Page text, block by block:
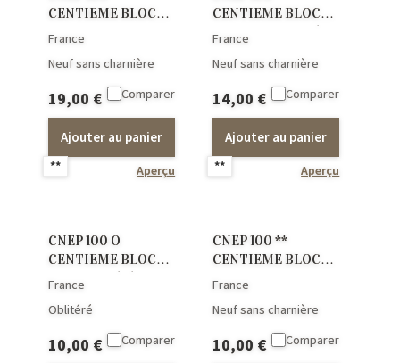
CENTIEME BLOC
CNEP Epreuve de
**
France
Neuf sans charnière
19,00 €
Ajouter au panier
Comparer
Aperçu
CENTIEME BLOC
CNEP Non dentelé
**
France
Neuf sans charnière
14,00 €
Ajouter au panier
Comparer
Aperçu
CNEP 100 O
CENTIEME BLOC
CNEP Oblitéré
France
Oblitéré
10,00 € Comparer
CNEP 100 **
CENTIEME BLOC
CNEP
France
Neuf sans charnière
10,00 € Comparer